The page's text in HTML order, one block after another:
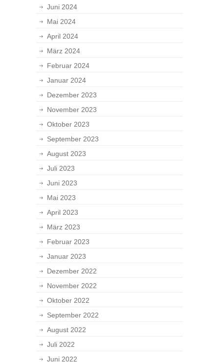
Juni 2024
Mai 2024
April 2024
März 2024
Februar 2024
Januar 2024
Dezember 2023
November 2023
Oktober 2023
September 2023
August 2023
Juli 2023
Juni 2023
Mai 2023
April 2023
März 2023
Februar 2023
Januar 2023
Dezember 2022
November 2022
Oktober 2022
September 2022
August 2022
Juli 2022
Juni 2022